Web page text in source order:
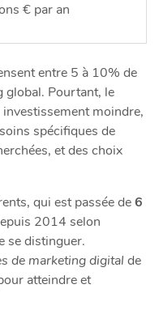
€ par an
entre 5 à 10% de
global. Pourtant, le
moindre,
spécifiques de
et des choix
qui est passée de6
2014 selon
se distinguer.
de marketing digital de
atteindre et